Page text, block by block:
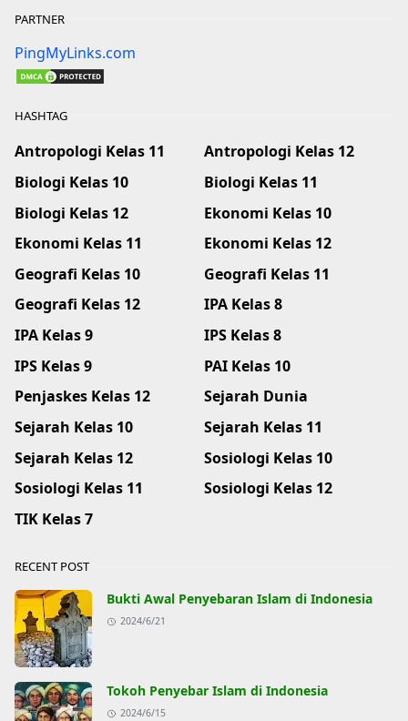
PARTNER
PingMyLinks.com
HASHTAG
Antropologi Kelas 11
Antropologi Kelas 12
Biologi Kelas 10
Biologi Kelas 11
Biologi Kelas 12
Ekonomi Kelas 10
Ekonomi Kelas 11
Ekonomi Kelas 12
Geografi Kelas 10
Geografi Kelas 11
Geografi Kelas 12
IPA Kelas 8
IPA Kelas 9
IPS Kelas 8
IPS Kelas 9
PAI Kelas 10
Penjaskes Kelas 12
Sejarah Dunia
Sejarah Kelas 10
Sejarah Kelas 11
Sejarah Kelas 12
Sosiologi Kelas 10
Sosiologi Kelas 11
Sosiologi Kelas 12
TIK Kelas 7
RECENT POST
Bukti Awal Penyebaran Islam di Indonesia
2024/6/21
Tokoh Penyebar Islam di Indonesia
2024/6/15